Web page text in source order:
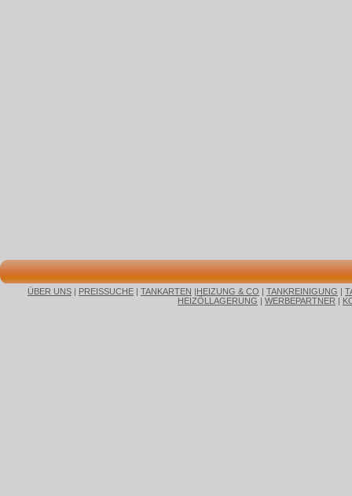
ÜBER UNS | PREISSUCHE | TANKARTEN |HEIZUNG & CO | TANKREINIGUNG |
HEIZÖLLAGERUNG | WERBEPARTNER |